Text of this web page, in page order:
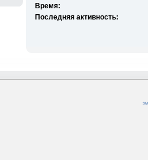
Время:
Последняя активность: